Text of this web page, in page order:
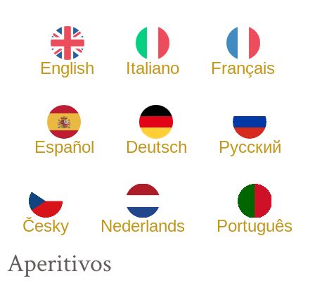
English Italiano Français
Español Deutsch Русский
Česky Nederlands Português
Aperitivos